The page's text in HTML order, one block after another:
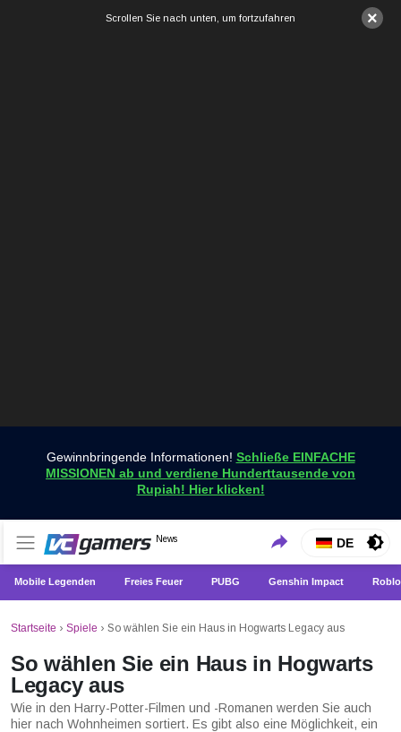
×
Scrollen Sie nach unten, um fortzufahren
Gewinnbringende Informationen! Schließe EINFACHE
MISSIONEN ab und verdiene Hunderttausende von
Rupiah! Hier klicken!
VCGamers-Neuigkeiten
News
Holen Sie sich die neuesten Spielnachrichten nur bei
VCGamers
DE
Mobile Legenden Freies Feuer PUBG Genshin Impact
Startseite › Spiele › So wählen Sie ein Haus in Hogwarts Legacy aus
So wählen Sie ein Haus in Hogwarts
Legacy aus
Wie in den Harry-Potter-Filmen und -Romanen werden Sie auch
hier nach Wohnheimen sortiert. Es gibt also eine Möglichkeit, ein